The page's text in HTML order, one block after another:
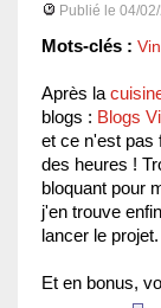
Publié le 04/
Mots-clés : Vin
Après la
blogs : Blogs
et ce n'est pas
des heures !
bloquant pour
j'en trouve
lancer le projet.
Et en bonus,